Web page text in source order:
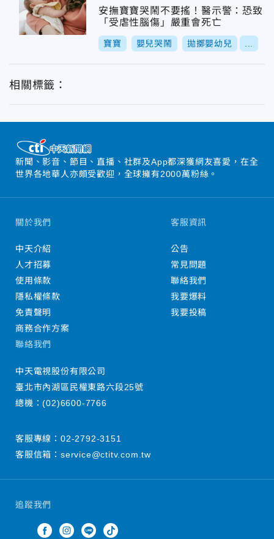
安撫寶寶哭鬧不要搖！醫示警：恐致
「受虐性腦傷」嚴重會死亡
寶寶 嬰兒哭鬧 拋擲嬰幼兒
相關標籤：
新聞、影音、節目、直播、社群及App都深獲網友喜愛，在全
世界各地華人亦頗受歡迎，全球擁有2000萬粉絲。
追蹤我們
關於我們
中天介紹
人才招募
使用條款
隱私權條款
免責聲明
商務合作方案
客服資訊
公告
常見問題
聯絡我們
我要爆料
我要投稿
聯絡我們
中天電視股份有限公司
臺北市內湖區民權東路六段25號
總機：(02)6600-7766
客服專線： 02-2792-3151
客服信箱： service@ctitv.com.tw